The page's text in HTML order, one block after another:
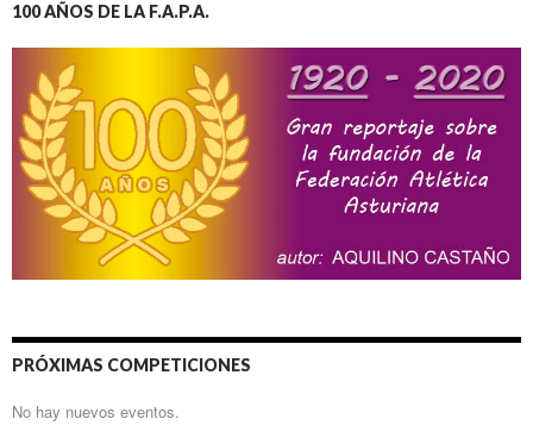
100 AÑOS DE LA F.A.P.A.
PRÓXIMAS COMPETICIONES
No hay nuevos eventos.